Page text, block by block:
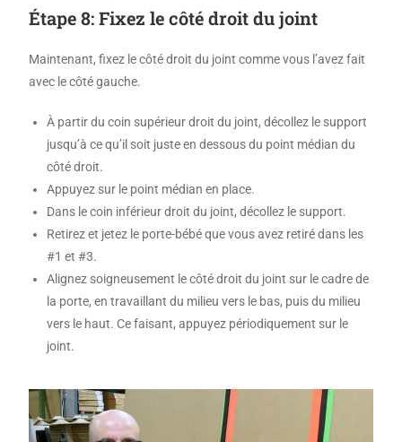
Étape 8: Fixez le côté droit du joint
Maintenant, fixez le côté droit du joint comme vous l’avez fait
avec le côté gauche.
À partir du coin supérieur droit du joint, décollez le support
jusqu’à ce qu’il soit juste en dessous du point médian du
côté droit.
Appuyez sur le point médian en place.
Dans le coin inférieur droit du joint, décollez le support.
Retirez et jetez le porte-bébé que vous avez retiré dans les
#1 et #3.
Alignez soigneusement le côté droit du joint sur le cadre de
la porte, en travaillant du milieu vers le bas, puis du milieu
vers le haut. Ce faisant, appuyez périodiquement sur le
joint.